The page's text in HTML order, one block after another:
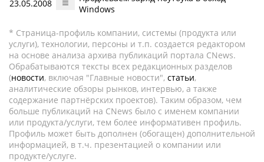
23.05.2008
Windows
* Страница-профиль компании, системы (продукта или
услуги), технологии, персоны и т.п. создается редактором
на основе анализа архива публикаций портала CNews.
Обрабатываются тексты всех редакционных разделов
(новости, включая "Главные новости", статьи,
аналитические обзоры рынков, интервью, а также
содержание партнёрских проектов). Таким образом, чем
больше публикаций на CNews было с именем компании
или продукта/услуги, тем более информативен профиль.
Профиль может быть дополнен (обогащен) дополнительной
информацией, в т.ч. презентацией о компании или
продукте/услуге.